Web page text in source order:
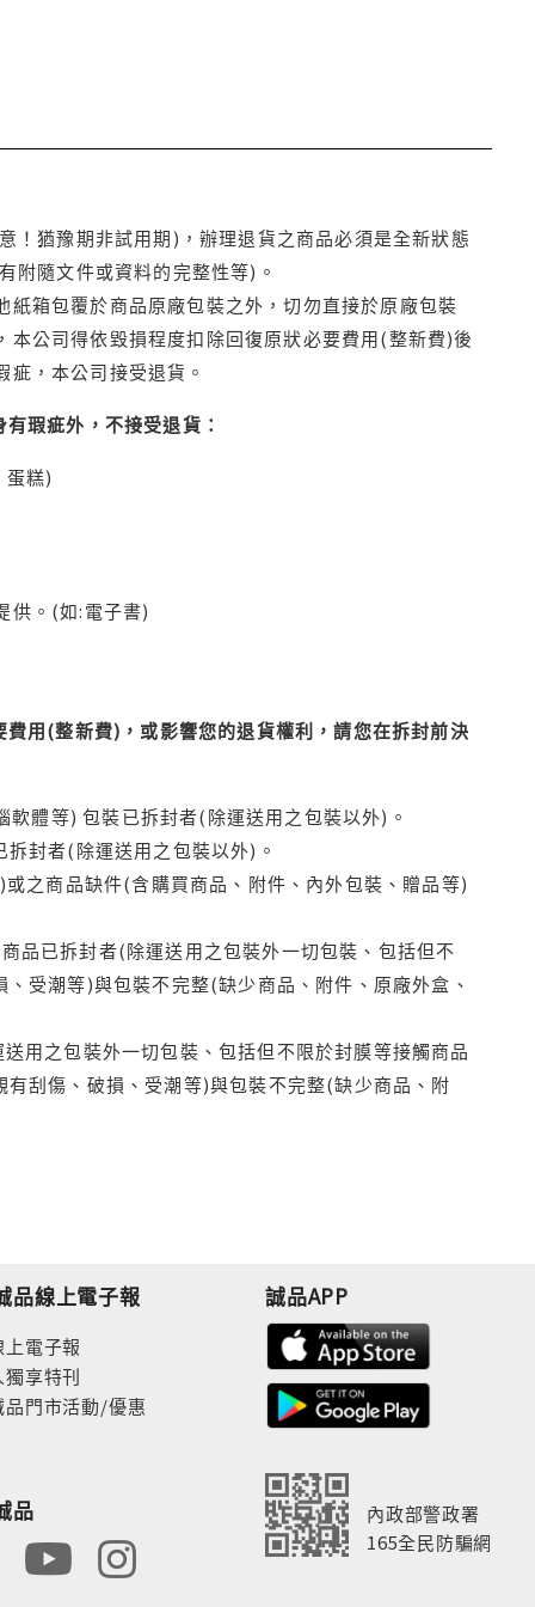
！猶豫期非試用期)，辦理退貨之商品必須是全新狀態
附隨文件或資料的完整性等)。
箱包覆於商品原廠包裝之外，切勿直接於原廠包裝
公司得依毀損程度扣除回復原狀必要費用(整新費)後
，本公司接受退貨。
瑕疵外，不接受退貨：
蛋糕)
供。(如:電子書)
用(整新費)，或影響您的退貨權利，請您在拆封前決
體等) 包裝已拆封者(除運送用之包裝以外)。
封者(除運送用之包裝以外)。
之商品缺件(含購買商品、附件、內外包裝、贈品等)
品已拆封者(除運送用之包裝外一切包裝、包括但不
受潮等)與包裝不完整(缺少商品、附件、原廠外盒、
用之包裝外一切包裝、包括但不限於封膜等接觸商品
刮傷、破損、受潮等)與包裝不完整(缺少商品、附
品線上電子報
電子報
享特刊
品門市活動/優惠
品
誠品APP
內政部警政署
165全民防騙網